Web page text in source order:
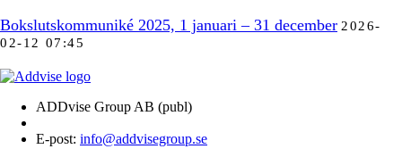
Bokslutskommuniké 2025, 1 januari – 31 december 2026-
02-12 07:45
ADDvise Group AB (publ)
E-post: info@addvisegroup.se